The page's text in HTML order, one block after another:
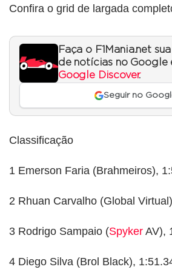
Confira o grid de largada
Faça o F1Mania.net
de notícias no Google
Google Discover.
Seguir no
Classificação
1 Emerson Faria (Brahmeiros),
2 Rhuan Carvalho (Global
3 Rodrigo Sampaio (Spyker AV),
4 Diego Silva (Brol Black),